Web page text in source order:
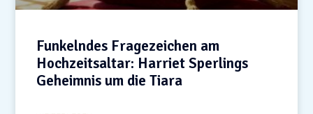
Funkelndes Fragezeichen am
Hochzeitsaltar: Harriet Sperlings
Geheimnis um die Tiara